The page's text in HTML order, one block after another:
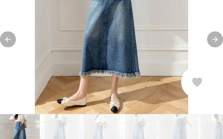
Previous slide